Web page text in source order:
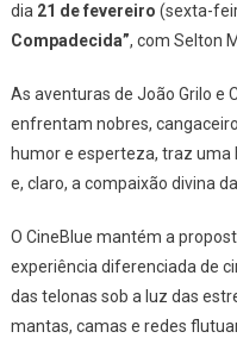
dia 21 de fevereiro (sexta-
Compadecida”, com Selton
As aventuras de João Grilo e
enfrentam nobres,
humor e esperteza, traz uma
e, claro, a compaixão divina
O CineBlue mantém a
experiência diferenciada de
das telonas sob a luz das
mantas, camas e redes